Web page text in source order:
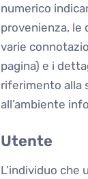
numerico
provenienza,
varie
pagina) e i
riferimento alla
all’ambiente
Utente
L’individuo